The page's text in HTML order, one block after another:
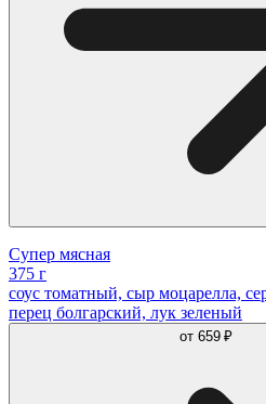
Супер мясная
375 г
соус томатный, сыр моцарелла,
перец болгарский, лук зеленый
от 659 ₽